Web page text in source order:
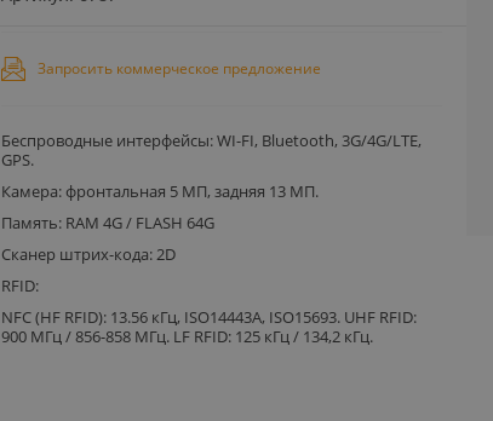
Запросить коммерческое предложение
Беспроводные интерфейсы: WI-FI, Bluetooth, 3G/4G/LTE,
GPS.
Камера: фронтальная 5 МП, задняя 13 МП.
Память: RAM 4G / FLASH 64G
Сканер штрих-кода: 2D
RFID:
NFC (HF RFID): 13.56 кГц, ISO14443A, ISO15693. UHF RFID:
900 МГц / 856-858 МГц. LF RFID: 125 кГц / 134,2 кГц.